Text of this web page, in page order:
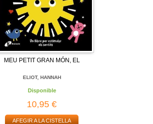
MEU PETIT GRAN MÓN, EL
ELIOT, HANNAH
Disponible
10,95 €
AFEGIR A LA CISTELLA